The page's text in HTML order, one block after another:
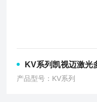
KV系列凯视迈激光
产品型号：KV系列